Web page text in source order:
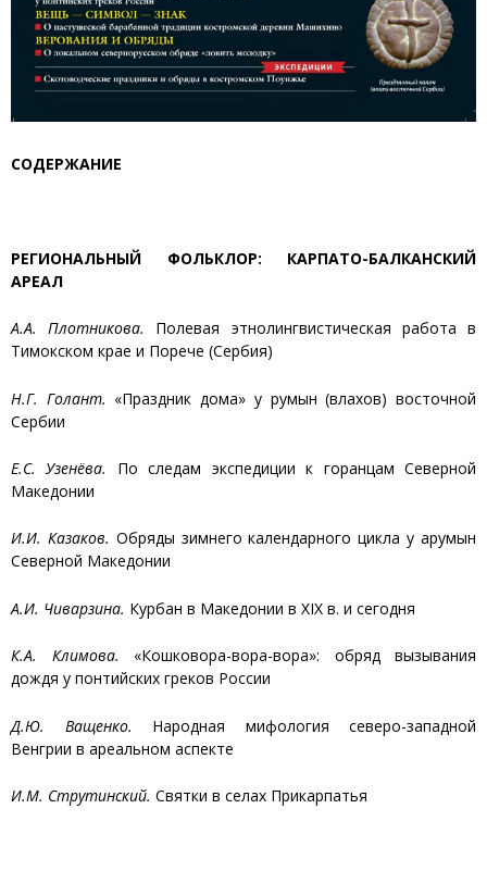
СОДЕРЖАНИЕ
РЕГИОНАЛЬНЫЙ ФОЛЬКЛОР: КАРПАТО-БАЛКАНСКИЙ
АРЕАЛ
А.А. Плотникова.
Полевая этнолингвистическая работа в
Тимокском крае и Порече (Сербия)
Н.Г. Голант. «Праздник дома» у румын (влахов) восточной
Сербии
Е.С. Узенёва.
По следам экспедиции к горанцам Северной
Македонии
И.И. Казаков. Обряды зимнего календарного цикла у арумын
Северной Македонии
А.И. Чиварзина. Курбан в Македонии в XIX в. и сегодня
К.А. Климова. «Кошковора-вора-вора»: обряд вызывания
дождя у понтийских греков России
Д.Ю. Ващенко. Народная мифология северо-западной
Венгрии в ареальном аспекте
И.М. Струтинский. Святки в селах Прикарпатья